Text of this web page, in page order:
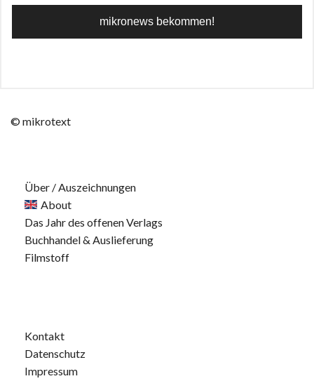
© mikrotext
Über / Auszeichnungen
About
Das Jahr des offenen Verlags
Buchhandel & Auslieferung
Filmstoff
Kontakt
Datenschutz
Impressum